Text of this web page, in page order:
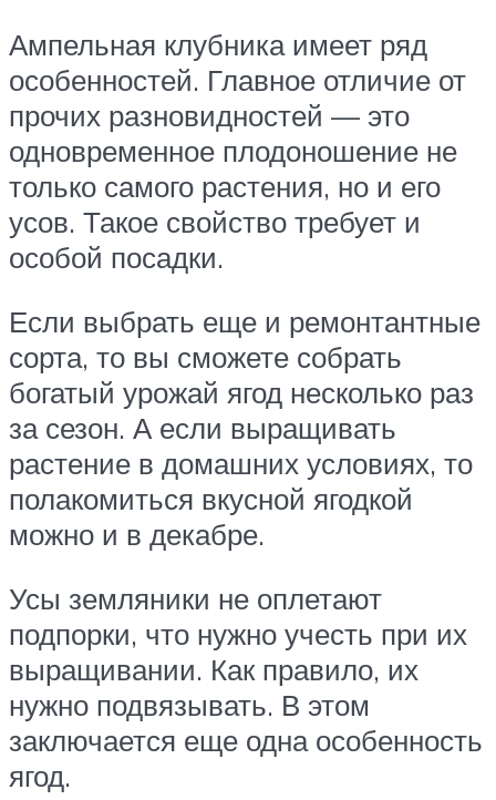
Ампельная клубника имеет ряд
особенностей. Главное отличие от
прочих разновидностей — это
одновременное плодоношение не
только самого растения, но и его
усов. Такое свойство требует и
особой посадки.
Если выбрать еще и ремонтантные
сорта, то вы сможете собрать
богатый урожай ягод несколько раз
за сезон. А если выращивать
растение в домашних условиях, то
полакомиться вкусной ягодкой
можно и в декабре.
Усы земляники не оплетают
подпорки, что нужно учесть при их
выращивании. Как правило, их
нужно подвязывать. В этом
заключается еще одна особенность
ягод.